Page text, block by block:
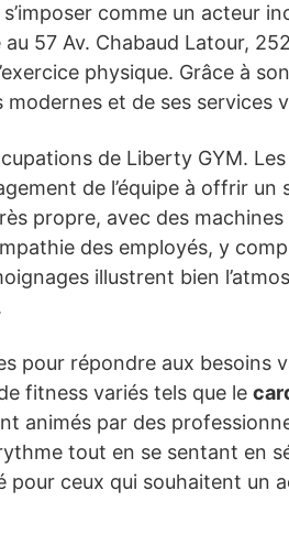
comme un acteur
57 Av. Chabaud Latour,
physique. Grâce à
et de ses services
de Liberty GYM.
de l’équipe à offrir
propre, avec des
des employés, y
illustrent bien
pour répondre aux besoins
fitness variés tels que le
animés par des
tout en se sentant en
pour ceux qui souhaitent un